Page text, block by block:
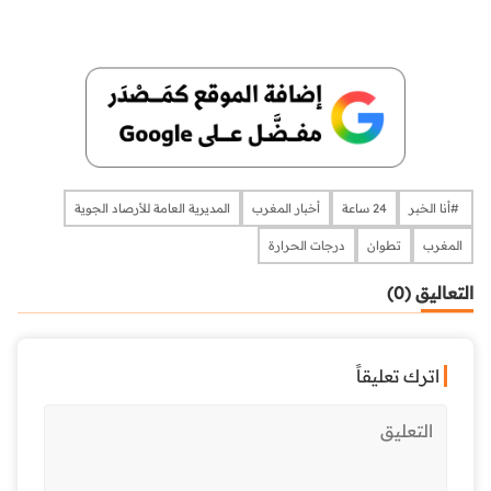
​​​​​​​​ #أنا الخبر 24 ساعة أخبار المغرب المديرية العامة للأرصاد الجوية
المغرب تطوان درجات الحرارة
التعاليق (0)
اترك تعليقاً